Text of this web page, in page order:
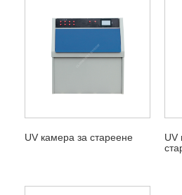
UV камера за стареене
UV